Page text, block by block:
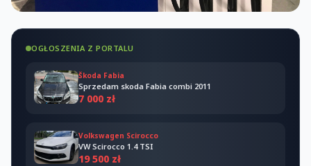
OGŁOSZENIA Z PORTALU
Škoda Fabia
Sprzedam skoda Fabia combi 2011
7 000 zł
Volkswagen Scirocco
VW Scirocco 1.4 TSI
19 500 zł